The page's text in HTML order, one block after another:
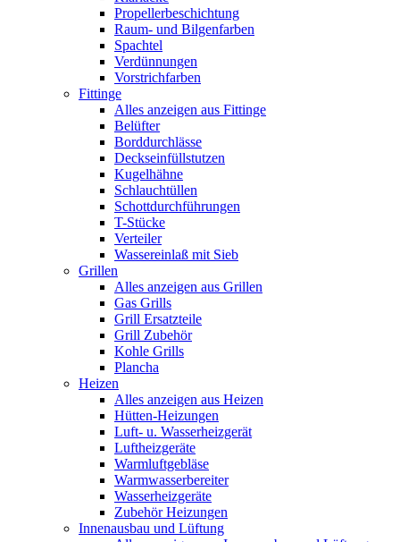
Propellerbeschichtung
Raum- und Bilgenfarben
Spachtel
Verdünnungen
Vorstrichfarben
Fittinge
Alles anzeigen aus Fittinge
Belüfter
Borddurchlässe
Deckseinfüllstutzen
Kugelhähne
Schlauchtüllen
Schottdurchführungen
T-Stücke
Verteiler
Wassereinlaß mit Sieb
Grillen
Alles anzeigen aus Grillen
Gas Grills
Grill Ersatzteile
Grill Zubehör
Kohle Grills
Plancha
Heizen
Alles anzeigen aus Heizen
Hütten-Heizungen
Luft- u. Wasserheizgerät
Luftheizgeräte
Warmluftgebläse
Warmwasserbereiter
Wasserheizgeräte
Zubehör Heizungen
Innenausbau und Lüftung